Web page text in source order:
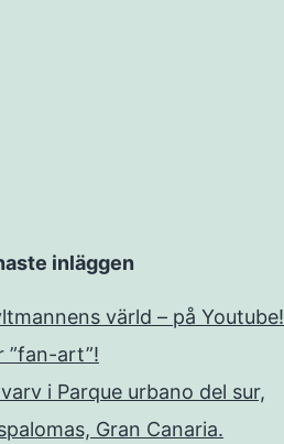
inläggen
värld – på Youtube!
”fan-art”!
i Parque urbano del sur,
Gran Canaria.